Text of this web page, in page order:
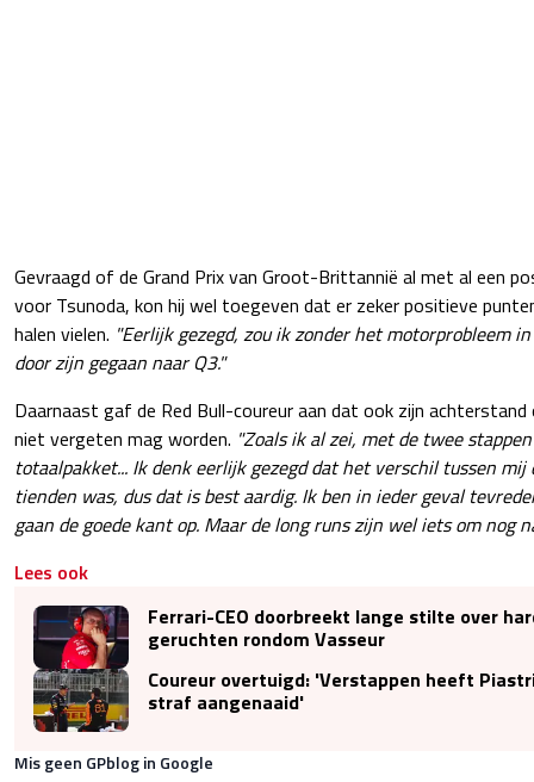
Gevraagd of de Grand Prix van Groot-Brittannië al met al een
voor Tsunoda, kon hij wel toegeven dat er zeker positieve
halen vielen. "Eerlijk gezegd, zou ik zonder het motorprobleem
door zijn gegaan naar Q3."
Daarnaast gaf de Red Bull-coureur aan dat ook zijn
niet vergeten mag worden. "Zoals ik al zei, met de twee
totaalpakket... Ik denk eerlijk gezegd dat het verschil tussen
tienden was, dus dat is best aardig. Ik ben in ieder geval
gaan de goede kant op. Maar de long runs zijn wel iets om nog
Lees ook
Ferrari-CEO doorbreekt lange stilte over
geruchten rondom Vasseur
Coureur overtuigd: 'Verstappen heeft
straf aangenaaid'
Mis geen GPblog in Google